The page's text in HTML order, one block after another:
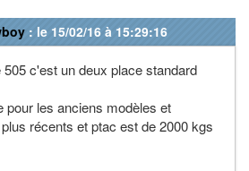
: le 15/02/16 à 15:29:16
c'est un deux place standard
pour les anciens modèles et
récents et ptac est de 2000 kgs